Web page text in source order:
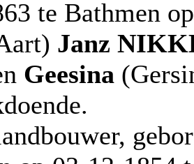
te Bathmen
Janz
Geesina